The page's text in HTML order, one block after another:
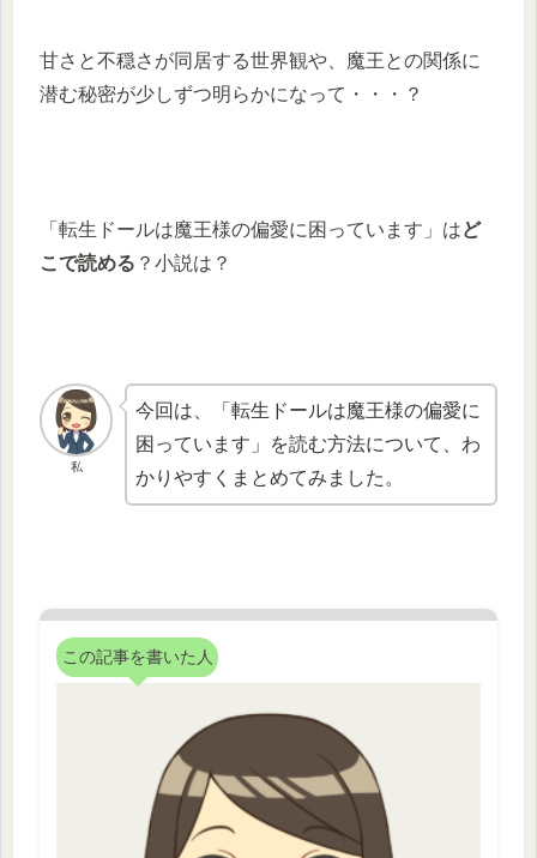
甘さと不穏さが同居する世界観や、魔王との関係に
潜む秘密が少しずつ明らかになって・・・？
「転生ドールは魔王様の偏愛に困っています」はど
こで読める ？小説は？
私
今回は、「転生ドールは魔王様の偏愛に
困っています」を読む方法について、わ
かりやすくまとめてみました。
この記事を書いた人